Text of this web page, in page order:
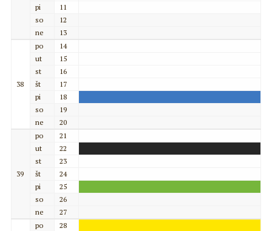
pi
11
so
12
ne
13
38
po
14
ut
15
st
16
št
17
pi
18
so
19
ne
20
39
po
21
ut
22
st
23
št
24
pi
25
so
26
ne
27
po
28